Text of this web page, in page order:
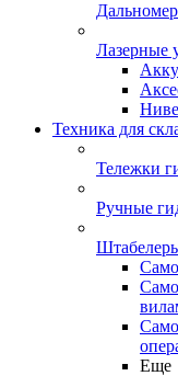
Лазерные
Техника для
Тележки
Ручные
Еще